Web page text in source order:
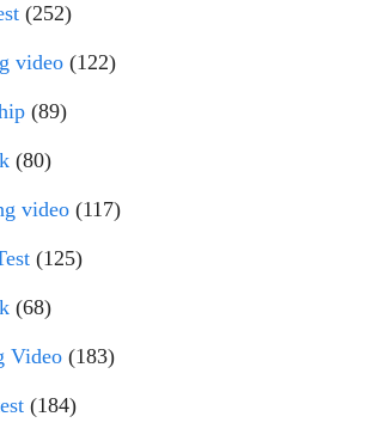
(252)
video (122)
(89)
(80)
video (117)
(125)
(68)
Video (183)
(184)